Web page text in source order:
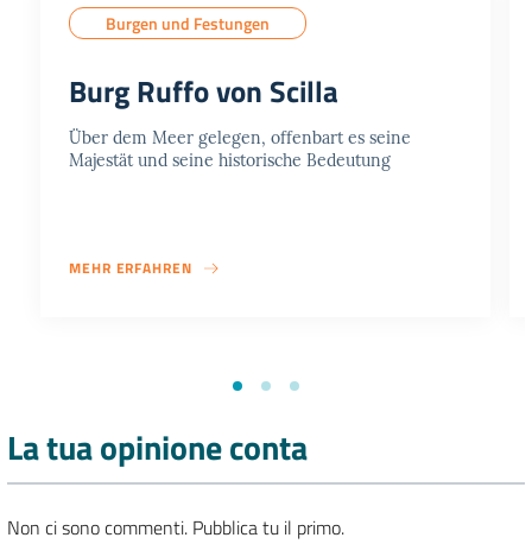
Burgen und Festungen
Burg Ruffo von Scilla
Über dem Meer gelegen, offenbart es seine
Majestät und seine historische Bedeutung
MEHR ERFAHREN
La tua opinione conta
Non ci sono commenti. Pubblica tu il primo.